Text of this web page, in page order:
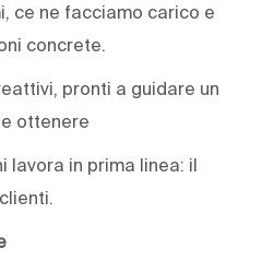
ce ne facciamo carico e
concrete.
pronti a guidare un
ottenere
lavora in prima linea: il